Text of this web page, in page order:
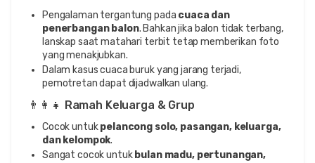
Pengalaman tergantung pada cuaca dan
penerbangan balon. Bahkan jika balon tidak terbang,
lanskap saat matahari terbit tetap memberikan foto
yang menakjubkan.
Dalam kasus cuaca buruk yang jarang terjadi,
pemotretan dapat dijadwalkan ulang.
👨‍👩‍👧 Ramah Keluarga & Grup
Cocok untukpelancong solo, pasangan, keluarga,
dan kelompok.
Sangat cocok untuk bulan madu, pertunangan,